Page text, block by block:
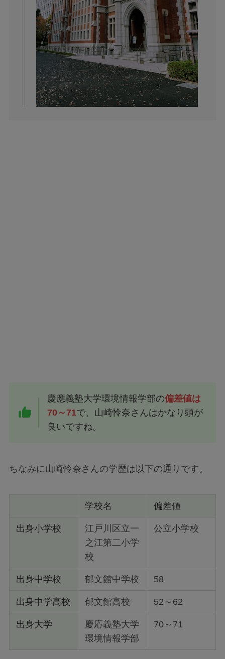
慶應義塾大学環境情報学部の偏差値は
70～71で、山崎怜奈さんはかなり頭が
良いですね。
ちなみに山崎怜奈さんの学歴は以下の通りです。
学校名 偏差値
出身小学校
江戸川区立一
之江第二小学
校
公立小学校
出身中学校 郁文館中学校 58
出身中学高校 郁文館高校 52～62
出身大学
慶応義塾大学
環境情報学部
70～71